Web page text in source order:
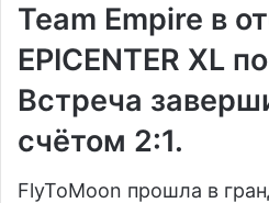
Team Empire в
EPICENTER XL
Встреча
счётом 2:1.
FlyToMoon прошла в